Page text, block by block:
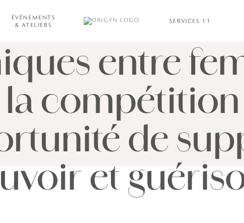
ÉVÉNEMENTS
& ATELIERS
SERVICES 1:1
face cachée
entre
la compétition
de
et